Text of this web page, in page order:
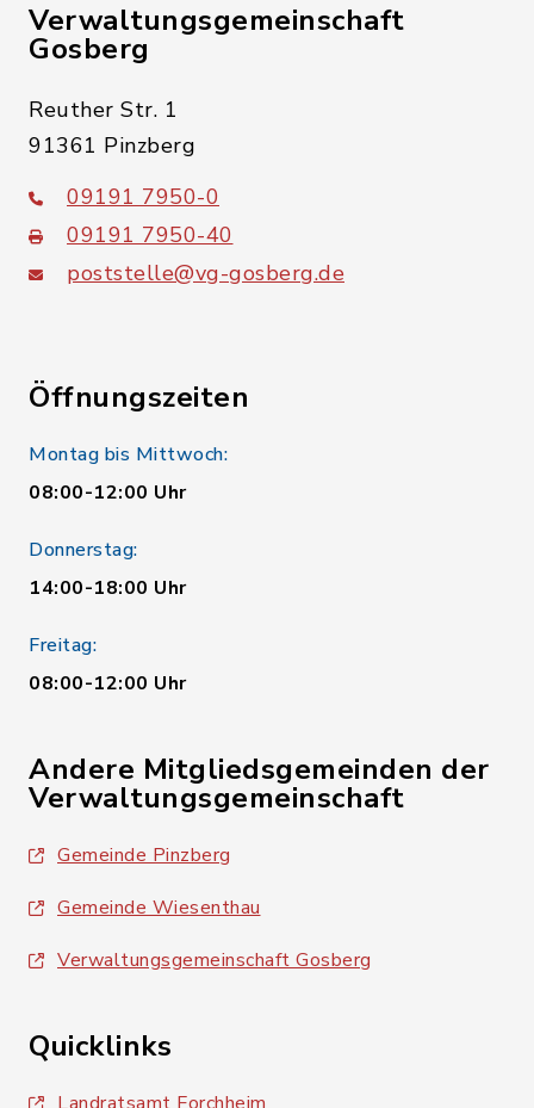
Verwaltungsgemeinschaft
Gosberg
Reuther Str. 1
91361 Pinzberg
09191 7950-0
09191 7950-40
poststelle@vg-gosberg.de
Öffnungszeiten
Montag bis Mittwoch:
08:00-12:00 Uhr
Donnerstag:
14:00-18:00 Uhr
Freitag:
08:00-12:00 Uhr
Andere Mitgliedsgemeinden der
Verwaltungsgemeinschaft
Gemeinde Pinzberg
Gemeinde Wiesenthau
Verwaltungsgemeinschaft Gosberg
Quicklinks